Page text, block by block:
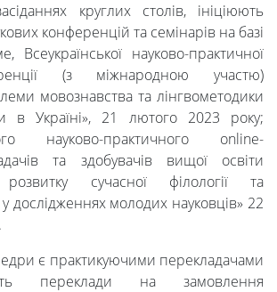
круглих столів, ініціюють
конференцій та семінарів на базі
Всеукраїнської науково-практичної
(з міжнародною участю)
мовознавства та лінгвометодики
в Україні», 21 лютого 2023 року;
науково-практичного online-
та здобувачів вищої освіти
сучасної філології та
дослідженнях молодих науковців» 22
є практикуючими перекладачами
переклади на замовлення